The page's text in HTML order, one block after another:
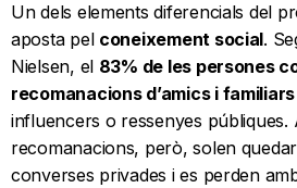
Un dels elements diferencials del
aposta pel coneixement social.
Nielsen, el 83% de les persones
recomanacions d’amics i familiars
influencers o ressenyes públiques.
recomanacions, però, solen
converses privades i es perden